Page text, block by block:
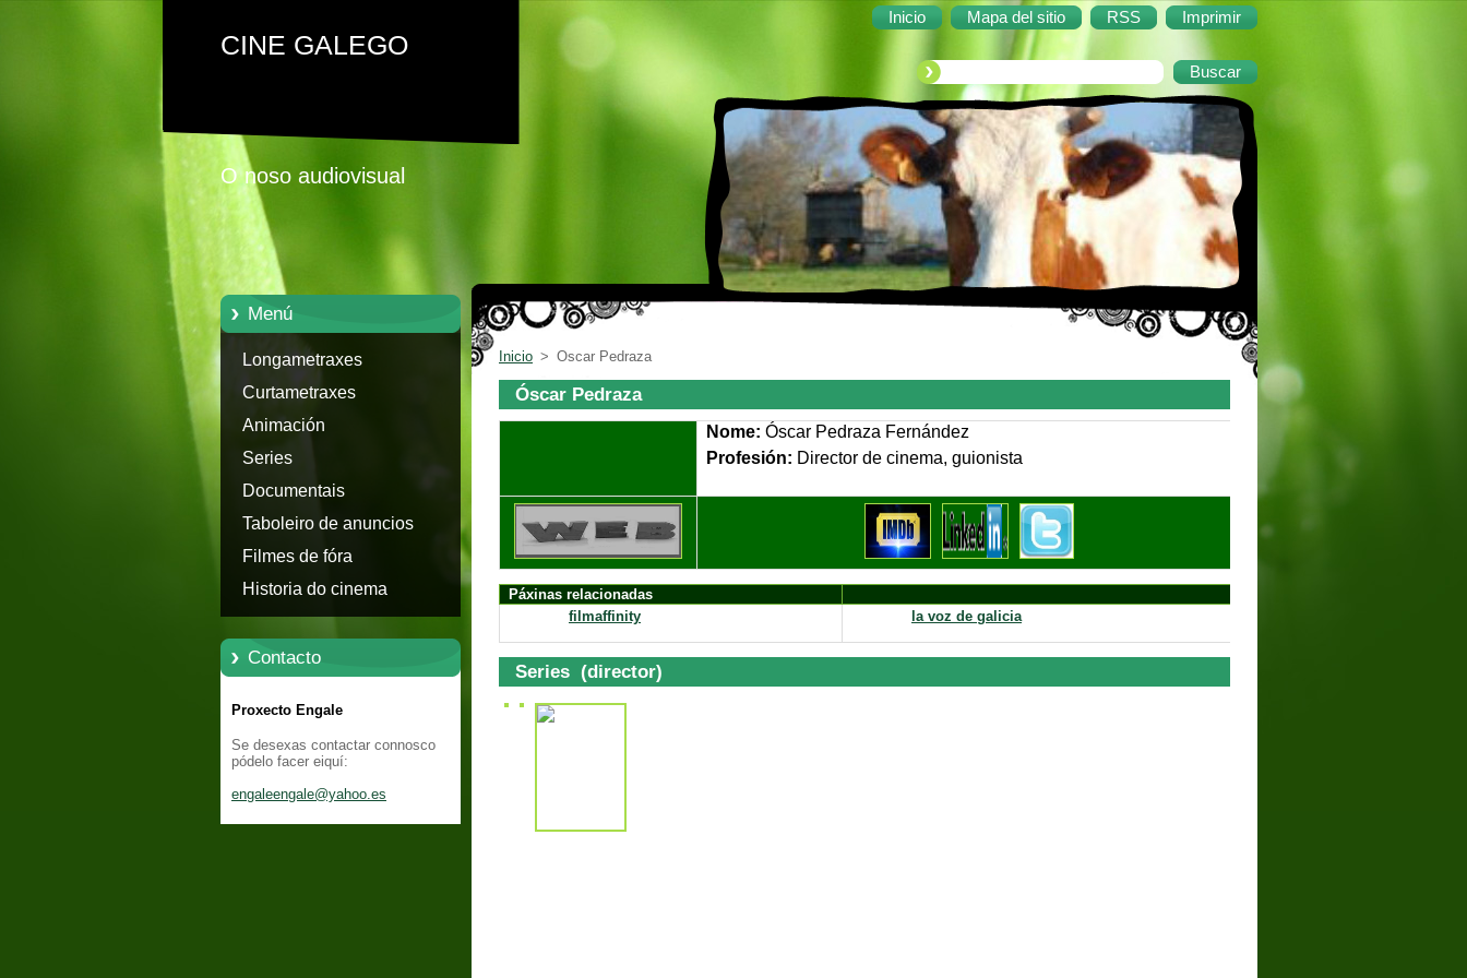
Inicio Mapa del sitio RSS Imprimir
CINE GALEGO
O noso audiovisual
Menú
Longametraxes
Curtametraxes
Animación
Series
Documentais
Taboleiro de anuncios
Filmes de fóra
Historia do cinema
Contacto
Proxecto Engale
Se desexas contactar connosco
pódelo facer eiquí:
engaleengale@yahoo.es
Inicio > Oscar Pedraza
Óscar Pedraza
Nome: Óscar Pedraza Fernández
Profesión: Director de cinema, guionista
Páxinas relacionadas
filmaffinity
la voz de galicia
Series (director)